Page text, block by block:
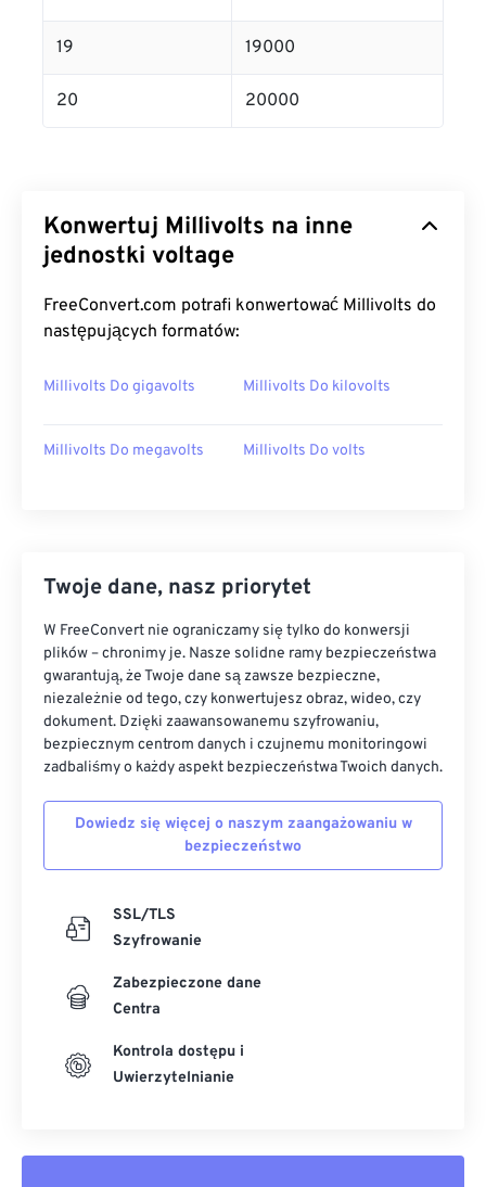
19 19000
20 20000
Konwertuj Millivolts na inne
jednostki voltage
FreeConvert.com potrafi konwertować Millivolts do
następujących formatów:
Millivolts Do gigavolts Millivolts Do kilovolts
Millivolts Do megavolts Millivolts Do volts
Twoje dane, nasz priorytet
W FreeConvert nie ograniczamy się tylko do konwersji
plików – chronimy je. Nasze solidne ramy bezpieczeństwa
gwarantują, że Twoje dane są zawsze bezpieczne,
niezależnie od tego, czy konwertujesz obraz, wideo, czy
dokument. Dzięki zaawansowanemu szyfrowaniu,
bezpiecznym centrom danych i czujnemu monitoringowi
zadbaliśmy o każdy aspekt bezpieczeństwa Twoich danych.
Dowiedz się więcej o naszym zaangażowaniu w
bezpieczeństwo
SSL/TLS
Szyfrowanie
Zabezpieczone dane
Centra
Kontrola dostępu i
Uwierzytelnianie